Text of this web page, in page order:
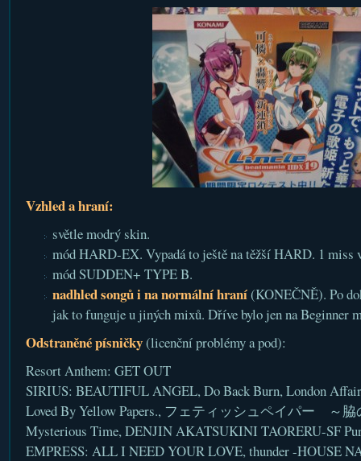
Vzhled a hraní:
světle modrý skin.
mód HARD-EX. Vypadá to ještě na těžší HARD. 1 miss
mód SUDDEN+ TYPE B.
nadhled songů i na normální hraní(KONEČNĚ). Po
jak to funguje u jiných mixů. Dříve bylo jen na Beginner
Odstraněné písničky(licenční problémy a pod):
Resort Anthem: GET OUT
SIRIUS: BEAUTIFUL ANGEL, Do Back Burn, London
Loved By Yellow Papers., フェティッシュペイパー ～
Mysterious Time, DENJIN AKATSUKINI TAORERU-SF
EMPRESS: ALL I NEED YOUR LOVE, thunder -HOUSE